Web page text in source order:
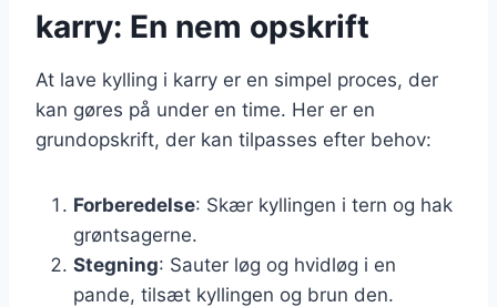
karry: En nem opskrift
At lave kylling i karry er en simpel proces, der
kan gøres på under en time. Her er en
grundopskrift, der kan tilpasses efter behov:
Forberedelse: Skær kyllingen i tern og hak
grøntsagerne.
Stegning: Sauter løg og hvidløg i en
pande, tilsæt kyllingen og brun den.